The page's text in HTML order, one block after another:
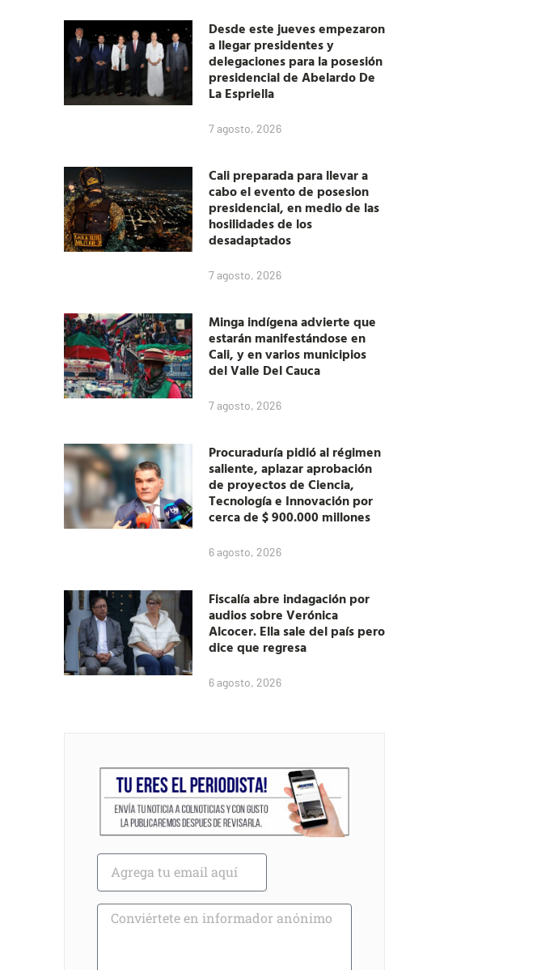
Desde este jueves empezaron
a llegar presidentes y
delegaciones para la posesión
presidencial de Abelardo De
La Espriella
7 agosto, 2026
Cali preparada para llevar a
cabo el evento de posesion
presidencial, en medio de las
hosilidades de los
desadaptados
7 agosto, 2026
Minga indígena advierte que
estarán manifestándose en
Cali, y en varios municipios
del Valle Del Cauca
7 agosto, 2026
Procuraduría pidió al régimen
saliente, aplazar aprobación
de proyectos de Ciencia,
Tecnología e Innovación por
cerca de $ 900.000 millones
6 agosto, 2026
Fiscalía abre indagación por
audios sobre Verónica
Alcocer. Ella sale del país pero
dice que regresa
6 agosto, 2026